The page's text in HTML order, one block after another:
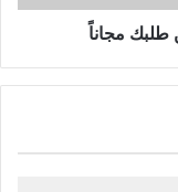
مجاناً